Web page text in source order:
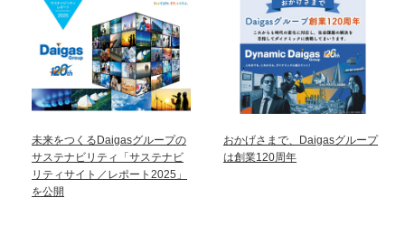
未来をつくるDaigasグループの
サステナビリティ「サステナビ
リティサイト／レポート2025」
を公開
おかげさまで、Daigasグループ
は創業120周年